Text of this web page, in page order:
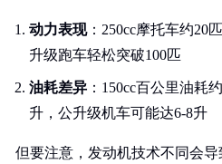
动力表现：250cc摩托车约20
升级跑车轻松突破100匹
油耗差异 ：150cc百公里油耗
升，公升级机车可能达6-8升
但要注意，发动机技术不同会